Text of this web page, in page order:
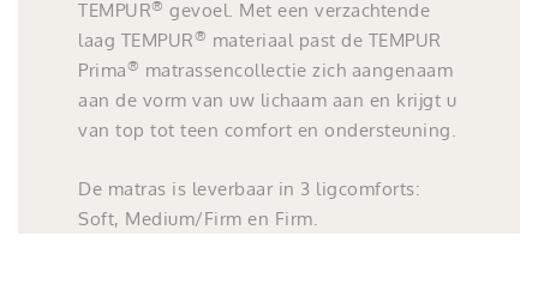
TEMPUR® gevoel. Met een verzachtende
laag TEMPUR® materiaal past de TEMPUR
Prima® matrassencollectie zich aangenaam
aan de vorm van uw lichaam aan en krijgt u
van top tot teen comfort en ondersteuning.
De matras is leverbaar in 3 ligcomforts:
Soft, Medium/Firm en Firm.